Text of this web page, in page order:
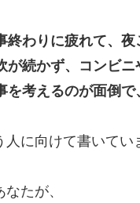
終わりに疲れて、
が続かず、コンビニ
を考えるのが面倒
人に向けて書いてい
たが、